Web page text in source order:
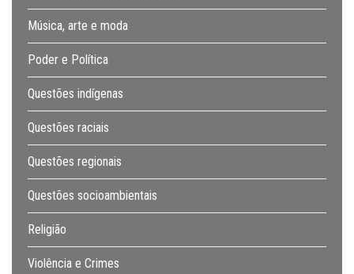
Música, arte e moda
Poder e Política
Questões indígenas
Questões raciais
Questões regionais
Questões socioambientais
Religião
Violência e Crimes